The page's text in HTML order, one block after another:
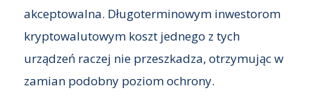
akceptowalna. Długoterminowym inwestorom
kryptowalutowym koszt jednego z tych
urządzeń raczej nie przeszkadza, otrzymując w
zamian podobny poziom ochrony.